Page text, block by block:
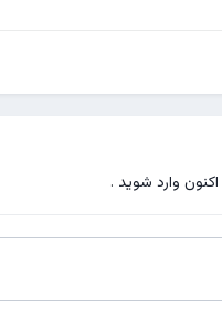
وارد شوید .